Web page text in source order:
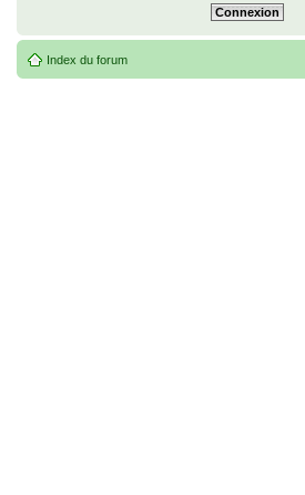
Index du forum